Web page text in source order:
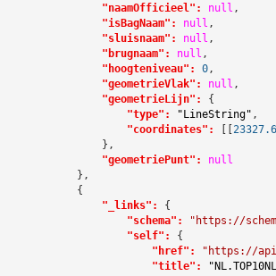
"naamOfficieel":
null ,
"isBagNaam":
null ,
"sluisnaam":
null ,
"brugnaam":
null ,
"hoogteniveau":
0,
"geometrieVlak":
null ,
"geometrieLijn":
{
"type":
"LineString" ,
"coordinates":
[[
                },
"geometriePunt":
null
            },
            {
"_links":
{
"schema":
"https://
"self":
{
"href":
"https://
"title":